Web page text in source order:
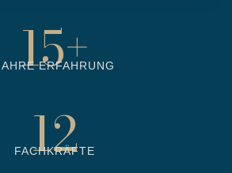
15+
ERFAHRUNG
12
FACHKRÄFTE